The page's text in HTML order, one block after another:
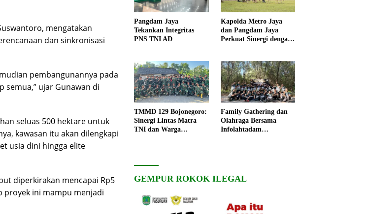
, mengatakan
dan sinkronisasi
pembangunannya pada
semua,” ujar Gunawan di
seluas 500 hektare untuk
kawasan itu akan dilengkapi
usia dini hingga elite
diperkirakan mencapai Rp5
proyek ini mampu menjadi
Pangdam Jaya
Tekankan Integritas
PNS TNI AD
Kapolda Metro Jaya
dan Pangdam Jaya
Perkuat Sinergi dengan
TMMD 129 Bojonegoro:
Sinergi Lintas Matra
TNI dan Warga
Family Gathering dan
Olahraga Bersama
Infolahtadam
GEMPUR ROKOK ILEGAL